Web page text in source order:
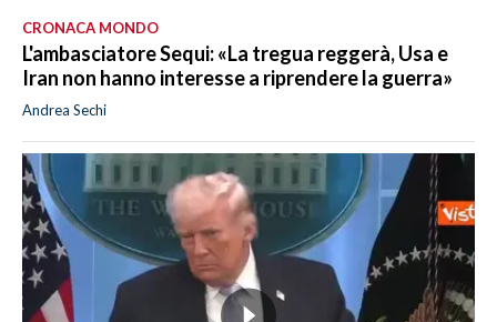
CRONACA MONDO
L'ambasciatore Sequi: «La tregua reggerà, Usa e
Iran non hanno interesse a riprendere la guerra»
Andrea Sechi